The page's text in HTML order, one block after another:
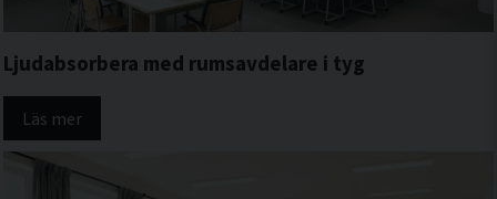
Ljudabsorbera med rumsavdelare i tyg
Läs mer